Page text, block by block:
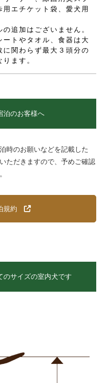
用エチケット袋、愛犬用
の追加はございません。
ートやタオル、食器は大
に関わらず最大３頭分の
ます。
泊のお客様へ
時のお願いなどを記載した
ただきますので、予めご確認
規約
のサイズの室内犬です